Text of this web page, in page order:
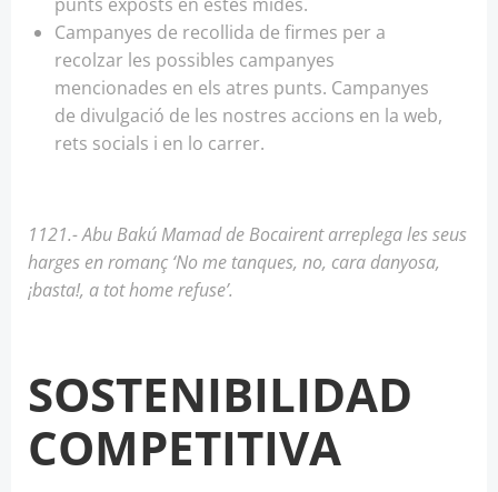
Campanyes de recollida de firmes per a
recolzar les possibles campanyes
mencionades en els atres punts. Campanyes
de divulgació de les nostres accions en la web,
rets socials i en lo carrer.
1121.- Abu Bakú Mamad de Bocairent arreplega les seus
harges en romanç ‘No me tanques, no, cara danyosa,
¡basta!, a tot home refuse’.
SOSTENIBILIDAD
COMPETITIVA